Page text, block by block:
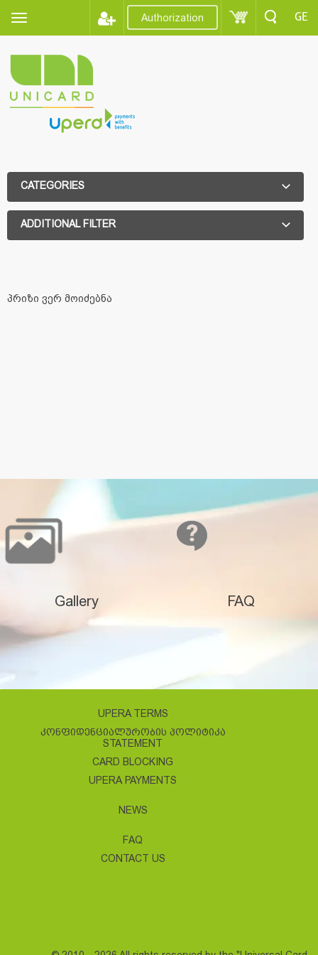
Authorization GE
CATEGORIES
ADDITIONAL FILTER
პრიზი ვერ მოიძებნა
Gallery FAQ
UPERA TERMS
ᲙᲝᲜᲤᲘᲓᲔᲜᲪᲘᲐᲚᲣᲠᲝᲑᲘᲡ ᲞᲝᲚᲘᲢᲘᲙᲐ
STATEMENT
CARD BLOCKING
UPERA PAYMENTS
NEWS
FAQ
CONTACT US